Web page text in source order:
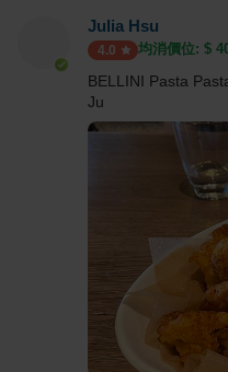
Julia Hsu
4.0 均消價位: $
BELLINI Pasta
Ju